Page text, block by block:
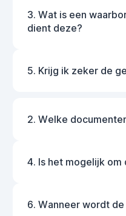
3. Wat is een
dient deze?
5. Krijg ik zeker de
2. Welke
4. Is het mogelijk
6. Wanneer wordt